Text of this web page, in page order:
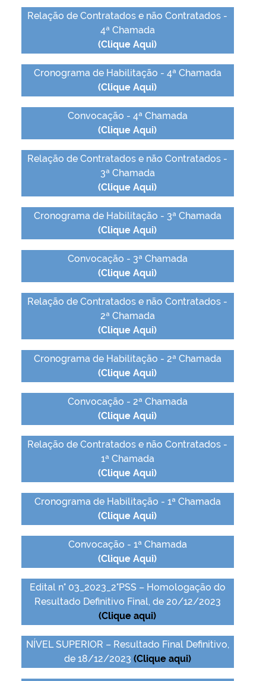
Relação de Contratados e não Contratados -
4ª Chamada
(Clique Aqui)
Cronograma de Habilitação - 4ª Chamada
(Clique Aqui)
Convocação - 4ª Chamada
(Clique Aqui)
Relação de Contratados e não Contratados -
3ª Chamada
(Clique Aqui)
Cronograma de Habilitação - 3ª Chamada
(Clique Aqui)
Convocação - 3ª Chamada
(Clique Aqui)
Relação de Contratados e não Contratados -
2ª Chamada
(Clique Aqui)
Cronograma de Habilitação - 2ª Chamada
(Clique Aqui)
Convocação - 2ª Chamada
(Clique Aqui)
Relação de Contratados e não Contratados -
1ª Chamada
(Clique Aqui)
Cronograma de Habilitação - 1ª Chamada
(Clique Aqui)
Convocação - 1ª Chamada
(Clique Aqui)
Edital n° 03_2023_2°PSS – Homologação do
Resultado Definitivo Final, de 20/12/2023
(Clique aqui)
NÍVEL SUPERIOR – Resultado Final Definitivo,
de 18/12/2023 (Clique aqui)